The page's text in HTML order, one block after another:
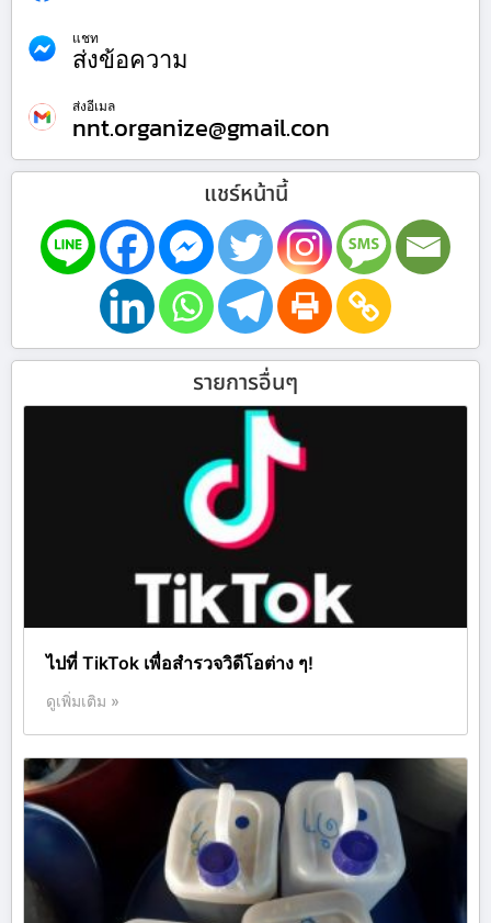
แชท
ส่งข้อความ
ส่งอีเมล
nnt.organize@gmail.con
แชร์หน้านี้
รายการอื่นๆ
ไปที่ TikTok เพื่อสำรวจวิดีโอต่าง ๆ!
ดูเพิ่มเติม »